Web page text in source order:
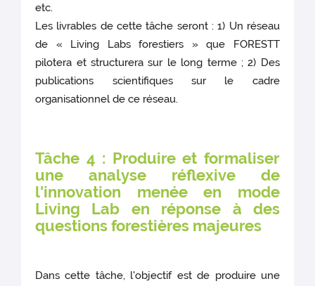
etc.
Les livrables de cette tâche seront : 1) Un réseau
de « Living Labs forestiers » que FORESTT
pilotera et structurera sur le long terme ; 2) Des
publications scientifiques sur le cadre
organisationnel de ce réseau.
Tâche 4 : Produire et formaliser
une analyse réflexive de
l'innovation menée en mode
Living Lab en réponse à des
questions forestières majeures
Dans cette tâche, l'objectif est de produire une